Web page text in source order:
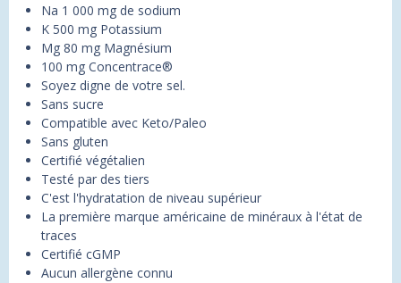
Na 1 000 mg de sodium
K 500 mg Potassium
Mg 80 mg Magnésium
100 mg Concentrace®
Soyez digne de votre sel.
Sans sucre
Compatible avec Keto/Paleo
Sans gluten
Certifié végétalien
Testé par des tiers
C'est l'hydratation de niveau supérieur
La première marque américaine de minéraux à l'état de
traces
Certifié cGMP
Aucun allergène connu